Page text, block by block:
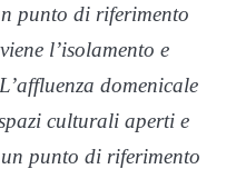
punto di riferimento
l’isolamento e
domenicale
culturali aperti e
punto di riferimento